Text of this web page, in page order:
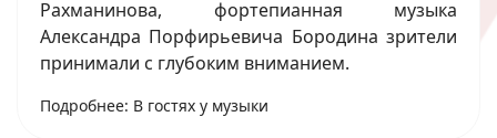
Рахманинова, фортепианная музыка
Александра Порфирьевича Бородина зрители
принимали с глубоким вниманием.
Подробнее: В гостях у музыки